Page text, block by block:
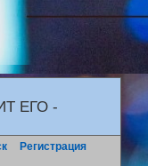
ЕГО -
Регистрация